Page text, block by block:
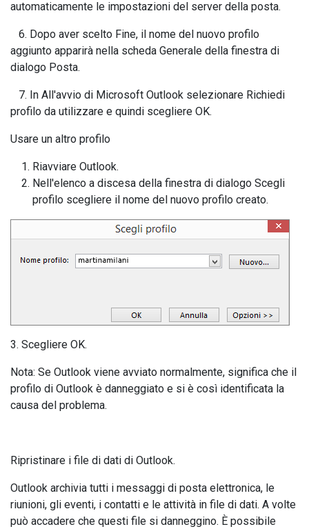
automaticamente le impostazioni del server della posta.
6. Dopo aver scelto Fine, il nome del nuovo profilo
aggiunto apparirà nella scheda Generale della finestra di
dialogo Posta.
7. In All'avvio di Microsoft Outlook selezionare Richiedi
profilo da utilizzare e quindi scegliere OK.
Usare un altro profilo
Riavviare Outlook.
Nell'elenco a discesa della finestra di dialogo Scegli
profilo scegliere il nome del nuovo profilo creato.
3. Scegliere OK.
Nota: Se Outlook viene avviato normalmente, significa che il
profilo di Outlook è danneggiato e si è così identificata la
causa del problema.
Ripristinare i file di dati di Outlook.
Outlook archivia tutti i messaggi di posta elettronica, le
riunioni, gli eventi, i contatti e le attività in file di dati. A volte
può accadere che questi file si danneggino. È possibile